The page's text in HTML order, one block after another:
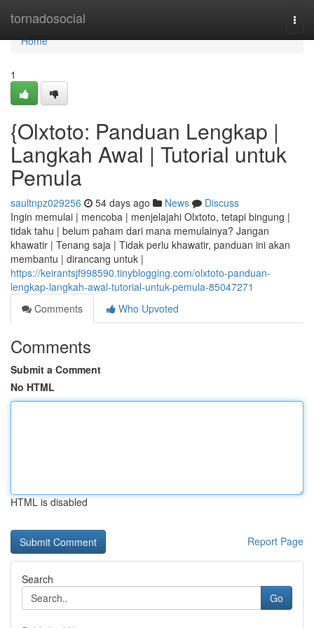
tornadosocial
Home
Home
1
{Olxtoto: Panduan Lengkap |
Langkah Awal | Tutorial untuk
Pemula
saultnpz029256 54 days ago News
Discuss
Ingin memulai | mencoba | menjelajahi Olxtoto, tetapi bingung |
tidak tahu | belum paham dari mana memulainya? Jangan
khawatir | Tenang saja | Tidak perlu khawatir, panduan ini akan
membantu | dirancang untuk |
https://keirantsjf998590.tinyblogging.com/olxtoto-panduan-
lengkap-langkah-awal-tutorial-untuk-pemula-85047271
Comments
Who Upvoted
Comments
Submit a Comment
No HTML
HTML is disabled
Report Page
Search
Go